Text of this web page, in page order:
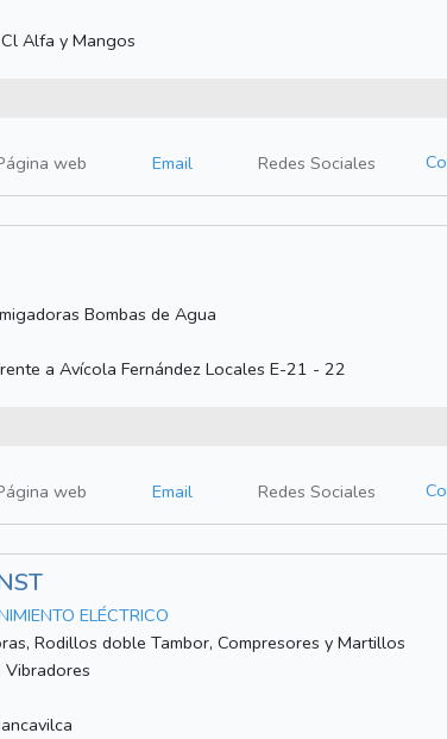
Alfa y Mangos
web Email Redes Sociales
Bombas de Agua
a Avícola Fernández Locales E-21 - 22
web Email Redes Sociales
ELÉCTRICO
Rodillos doble Tambor, Compresores y Martillos
Vibradores